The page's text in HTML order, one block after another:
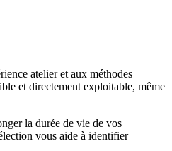
atelier et aux méthodes
et directement exploitable, même
la durée de vie de vos
vous aide à identifier